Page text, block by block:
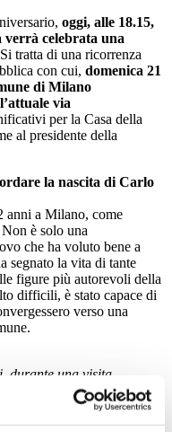
oggi, alle 18.15,
verrà celebrata una
tratta di una ricorrenza
con cui, domenica 21
di Milano
via
per la Casa della
al presidente della
la nascita di Carlo
anni a Milano, come
è solo una
che ha voluto bene a
segnato la vita di tante
figure più autorevoli della
difficili, è stato capace di
verso una
durante una visita
don Virginio
Guida, all’epoca